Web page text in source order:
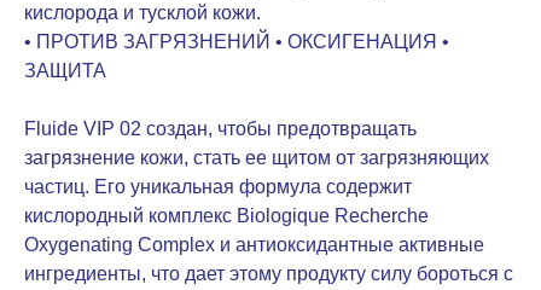
кислорода и тусклой кожи.
• ПРОТИВ ЗАГРЯЗНЕНИЙ • ОКСИГЕНАЦИЯ •
ЗАЩИТА
Fluide VIP 02 создан, чтобы предотвращать
загрязнение кожи, стать ее щитом от загрязняющих
частиц. Его уникальная формула содержит
кислородный комплекс Biologique Recherche
Oxygenating Complex и антиоксидантные активные
ингредиенты, что дает этому продукту силу бороться с